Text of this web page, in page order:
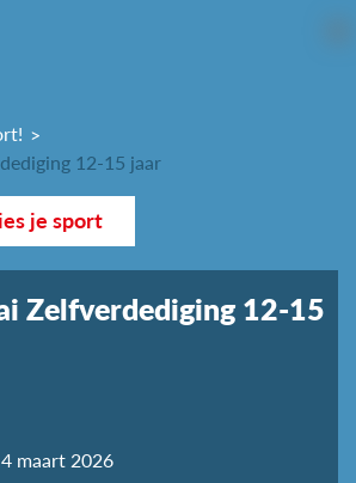
12-15 jaar
je sport
Zelfverdediging 12-15
maart 2026